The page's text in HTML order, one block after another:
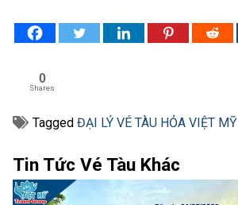
0
Shares
Tagged ĐẠI LÝ VÉ TÀU HỎA VIỆT MỸ
Tin Tức Vé Tàu Khác